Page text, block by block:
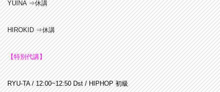
YUINA ⇒休講
HIROKID ⇒休講
【特別代講】
RYU-TA / 12:00~12:50 Dst / HIPHOP 初級